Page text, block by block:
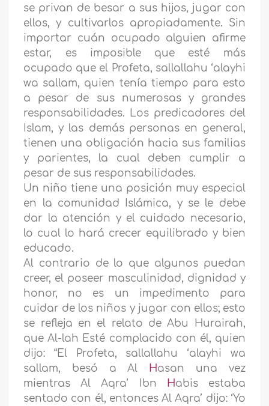
se privan de besar a sus hijos, jugar con
ellos, y cultivarlos apropiadamente. Sin
importar cuán ocupado alguien afirme
estar, es imposible que esté más
ocupado que el Profeta, sallallahu ‘alayhi
wa sallam, quien tenía tiempo para esto
a pesar de sus numerosas y grandes
responsabilidades. Los predicadores del
Islam, y las demás personas en general,
tienen una obligación hacia sus familias
y parientes, la cual deben cumplir a
pesar de sus responsabilidades.
Un niño tiene una posición muy especial
en la comunidad Islámica, y se le debe
dar la atención y el cuidado necesario,
lo cual lo hará crecer equilibrado y bien
educado.
Al contrario de lo que algunos puedan
creer, el poseer masculinidad, dignidad y
honor, no es un impedimento para
cuidar de los niños y jugar con ellos; esto
se refleja en el relato de Abu Hurairah,
que Al-lah Esté complacido con él, quien
dijo: “El Profeta, sallallahu ‘alayhi wa
sallam, besó a Al Hasan una vez
mientras Al Aqra’ Ibn
Habis estaba
sentado con él, entonces Al Aqra’ dijo: ‘Yo